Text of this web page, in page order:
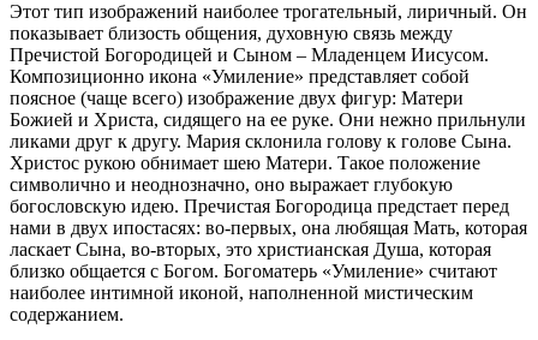
Этот тип изображений наиболее трогательный, лиричный. Он
показывает близость общения, духовную связь между
Пречистой Богородицей и Сыном – Младенцем Иисусом.
Композиционно икона «Умиление» представляет собой
поясное (чаще всего) изображение двух фигур: Матери
Божией и Христа, сидящего на ее руке. Они нежно прильнули
ликами друг к другу. Мария склонила голову к голове Сына.
Христос рукою обнимает шею Матери. Такое положение
символично и неоднозначно, оно выражает глубокую
богословскую идею. Пречистая Богородица предстает перед
нами в двух ипостасях: во-первых, она любящая Мать, которая
ласкает Сына, во-вторых, это христианская Душа, которая
близко общается с Богом. Богоматерь «Умиление» считают
наиболее интимной иконой, наполненной мистическим
содержанием.